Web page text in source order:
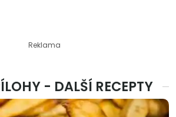
Reklama
- DALŠÍ RECEPTY